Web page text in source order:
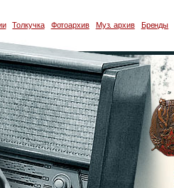
Толкучка Фотоархив Муз. архив Бренды